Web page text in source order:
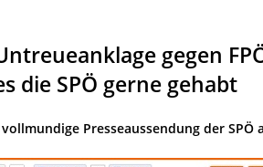
gegen
die SPÖ gerne gehabt
Presseaussendung der SPÖ